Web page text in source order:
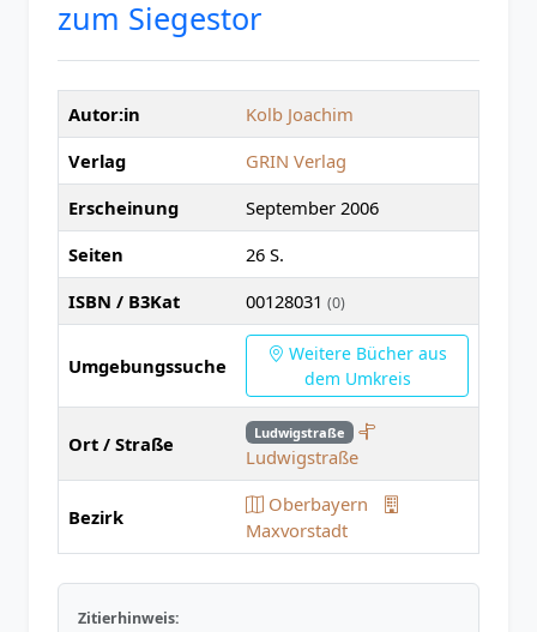
zum Siegestor
Autor:in
Kolb Joachim
Verlag
GRIN Verlag
Erscheinung
September 2006
Seiten
26 S.
ISBN / B3Kat
00128031 (0)
Umgebungssuche
Weitere Bücher aus
dem Umkreis
Ort / Straße Ludwigstraße
Ludwigstraße
Bezirk
Oberbayern
Maxvorstadt
Zitierhinweis: